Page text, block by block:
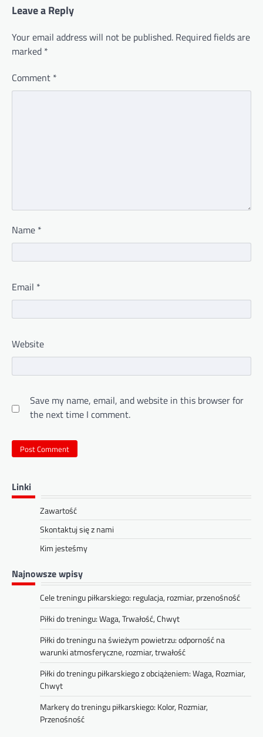
Leave a Reply
Your email address will not be published. Required fields are
marked *
Comment *
Name *
Email *
Website
Save my name, email, and website in this browser for
the next time I comment.
Linki
Zawartość
Skontaktuj się z nami
Kim jesteśmy
Najnowsze wpisy
Cele treningu piłkarskiego: regulacja, rozmiar, przenośność
Piłki do treningu: Waga, Trwałość, Chwyt
Piłki do treningu na świeżym powietrzu: odporność na
warunki atmosferyczne, rozmiar, trwałość
Piłki do treningu piłkarskiego z obciążeniem: Waga, Rozmiar,
Chwyt
Markery do treningu piłkarskiego: Kolor, Rozmiar,
Przenośność